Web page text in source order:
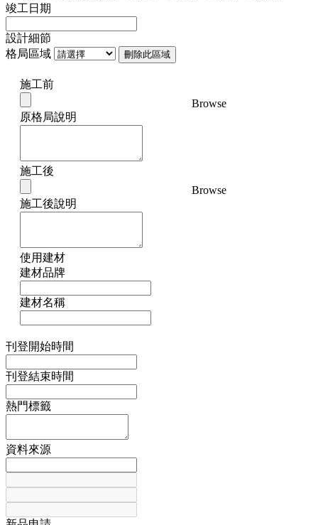
竣工日期
設計細節
格局區域
刪除此區域
施工前
Browse
原格局說明
施工後
Browse
施工後說明
使用建材
建材品牌
建材名稱
刊登開始時間
刊登結束時間
熱門標籤
資料來源